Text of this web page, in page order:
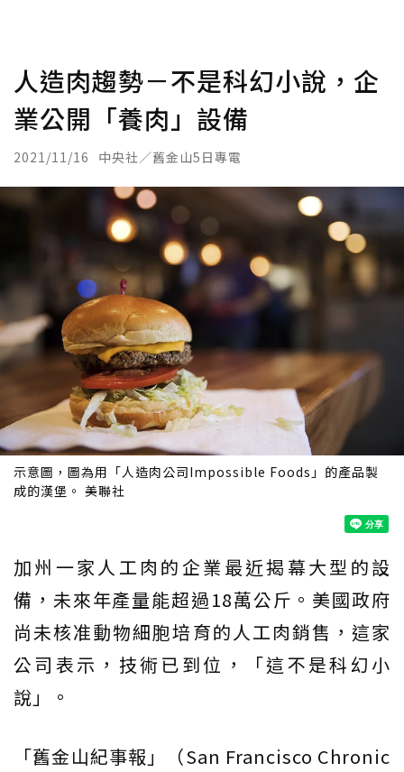
人造肉趨勢－不是科幻小說，企
業公開「養肉」設備
2021/11/16 中央社／舊金山5日專電
示意圖，圖為用「人造肉公司Impossible Foods」的產品製
成的漢堡。 美聯社
加州一家人工肉的企業最近揭幕大型的設
備，未來年產量能超過18萬公斤。美國政府
尚未核准動物細胞培育的人工肉銷售，這家
公司表示，技術已到位，「這不是科幻小
說」。
「舊金山紀事報」（San Francisco Chronic